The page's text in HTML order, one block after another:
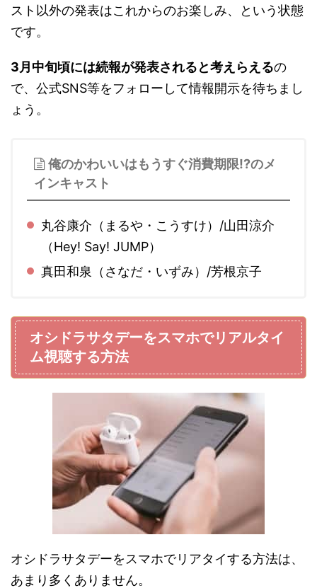
スト以外の発表はこれからのお楽しみ、という状態
です。
3月中旬頃には続報が発表されると考えらえるの
で、公式SNS等をフォローして情報開示を待ちまし
ょう。
俺のかわいいはもうすぐ消費期限!?のメ
インキャスト
丸谷康介（まるや・こうすけ）/山田涼介
（Hey! Say! JUMP）
真田和泉（さなだ・いずみ）/芳根京子
オシドラサタデーをスマホでリアルタイ
ム視聴する方法
オシドラサタデーをスマホでリアタイする方法は、
あまり多くありません。